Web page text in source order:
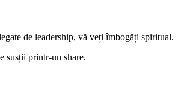
de leadership, vă veți îmbogăți spiritual.
susții printr-un share.